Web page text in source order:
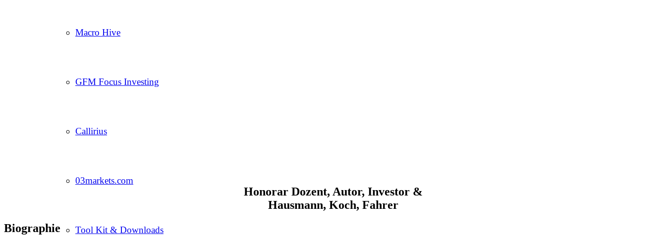
Macro Hive
GFM Focus Investing
Callirius
03markets.com
Tool Kit & Downloads
Honorar Dozent, Autor, Investor &
Hausmann, Koch, Fahrer
Biographie